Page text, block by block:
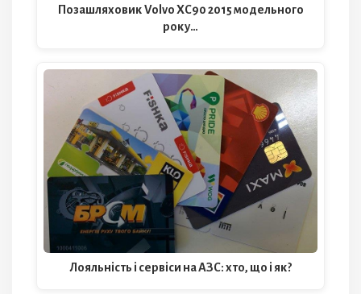
Позашляховик Volvo XC90 2015 модельного
року…
Лояльність і сервіси на АЗС: хто, що і як?